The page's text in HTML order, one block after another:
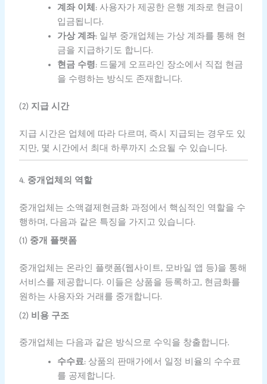
계좌 이체 : 사용자가 제공한 은행 계좌로 현금이
입금됩니다.
가상 계좌: 일부 중개업체는 가상 계좌를 통해 현
금을 지급하기도 합니다.
현금 수령: 드물게 오프라인 장소에서 직접 현금
을 수령하는 방식도 존재합니다.
(2) 지급 시간
지급 시간은 업체에 따라 다르며, 즉시 지급되는 경우도 있
지만, 몇 시간에서 최대 하루까지 소요될 수 있습니다.
4. 중개업체의 역할
중개업체는 소액결제현금화 과정에서 핵심적인 역할을 수
행하며, 다음과 같은 특징을 가지고 있습니다.
(1) 중개 플랫폼
중개업체는 온라인 플랫폼(웹사이트, 모바일 앱 등)을 통해
서비스를 제공합니다. 이들은 상품을 등록하고, 현금화를
원하는 사용자와 거래를 중개합니다.
(2) 비용 구조
중개업체는 다음과 같은 방식으로 수익을 창출합니다.
수수료: 상품의 판매가에서 일정 비율의 수수료
를 공제합니다.